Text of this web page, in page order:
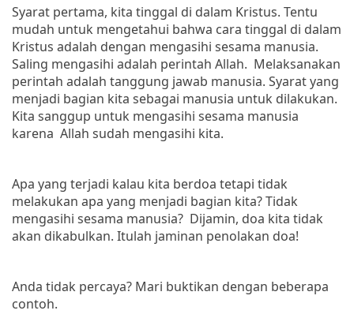
Syarat pertama, kita tinggal di dalam Kristus. Tentu
mudah untuk mengetahui bahwa cara tinggal di dalam
Kristus adalah dengan mengasihi sesama manusia.
Saling mengasihi adalah perintah Allah. Melaksanakan
perintah adalah tanggung jawab manusia. Syarat yang
menjadi bagian kita sebagai manusia untuk dilakukan.
Kita sanggup untuk mengasihi sesama manusia
karena Allah sudah mengasihi kita.
Apa yang terjadi kalau kita berdoa tetapi tidak
melakukan apa yang menjadi bagian kita? Tidak
mengasihi sesama manusia? Dijamin, doa kita tidak
akan dikabulkan. Itulah jaminan penolakan doa!
Anda tidak percaya? Mari buktikan dengan beberapa
contoh.